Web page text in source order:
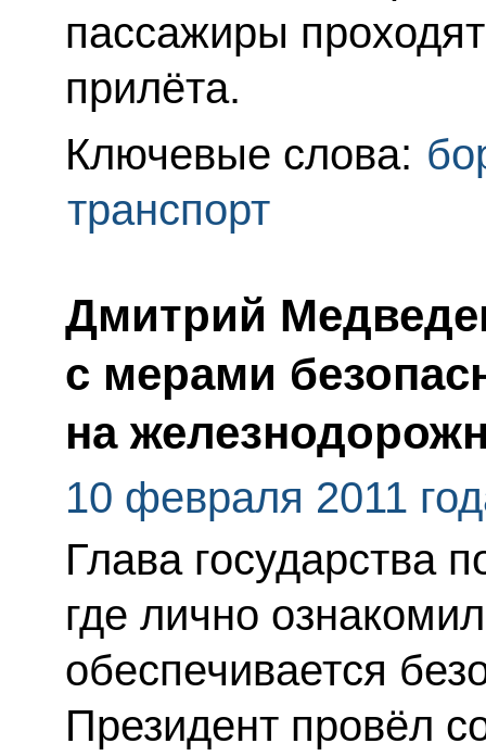
пассажиры
прилёта.
Ключевые слова:
транспорт
Дмитрий
с мерами
на
10 февраля 2011
Глава государства
где лично
обеспечивается
Президент провёл